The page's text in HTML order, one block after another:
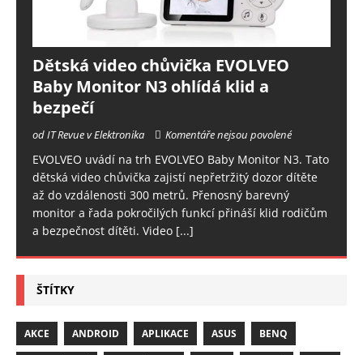
Dětská video chůvička EVOLVEO
Baby Monitor N3 ohlídá klid a
bezpečí
od IT Revue v Elektronika Komentáře nejsou povolené
EVOLVEO uvádí na trh EVOLVEO Baby Monitor N3. Tato
dětská video chůvička zajistí nepřetržitý dozor dítěte
až do vzdálenosti 300 metrů. Přenosný barevný
monitor a řada pokročilých funkcí přináší klid rodičům
a bezpečnost dítěti. Video [...]
ŠTÍTKY
AKCE ANDROID APLIKACE ASUS BENQ